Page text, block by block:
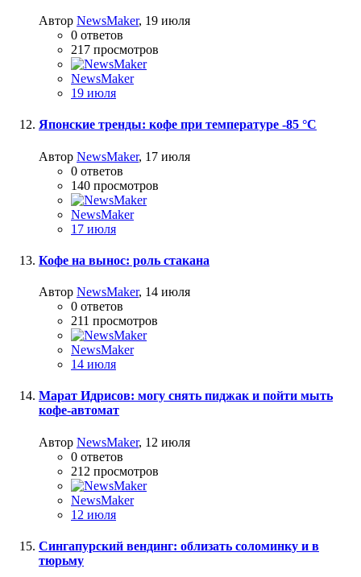
Автор NewsMaker, 19 июля
0 ответов
217 просмотров
NewsMaker
19 июля
Японские тренды: кофе при температуре -85 °C
Автор NewsMaker, 17 июля
0 ответов
140 просмотров
NewsMaker
17 июля
Кофе на вынос: роль стакана
Автор NewsMaker, 14 июля
0 ответов
211 просмотров
NewsMaker
14 июля
Марат Идрисов: могу снять пиджак и пойти мыть
кофе-автомат
Автор NewsMaker, 12 июля
0 ответов
212 просмотров
NewsMaker
12 июля
Сингапурский вендинг: облизать соломинку и в
тюрьму